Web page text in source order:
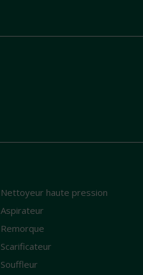
Nettoyeur haute pression
Aspirateur
Remorque
Scarificateur
Souffleur